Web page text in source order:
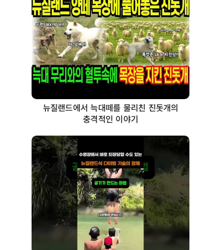
뉴질랜드에서 늑대떼를 물리친 진돗개의
충격적인 이야기